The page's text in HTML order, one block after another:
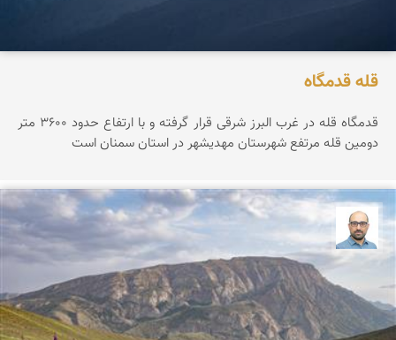
قله قدمگاه
قدمگاه قله در غرب البرز شرقی قرار گرفته و با ارتفاع حدود ۳۶0۰ متر
دومین قله مرتفع شهرستان مهدیشهر در استان سمنان است